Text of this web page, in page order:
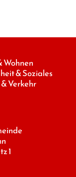
Wohnen
& Soziales
Verkehr
1